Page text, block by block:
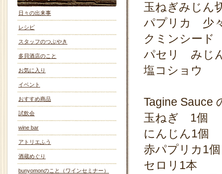
玉ねぎみじ
パプリカ 少
クミンシー
パセリ みじ
塩コショウ
Tagine Sauce
玉ねぎ 1個
にんじん1個
赤パプリカ1個
セロリ1本
日々の出来事
レシピ
スタッフのつぶやき
多貝酒店のこと
お気に入り
イベント
おすすめ商品
試飲会
wine bar
アトリエふう
酒蔵めぐり
bunyomonのこと（ワインセミナー）